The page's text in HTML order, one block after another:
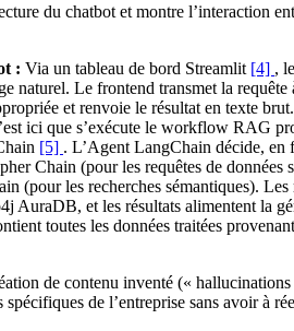
du chatbot et montre l’interaction
: Via un tableau de bord Streamlit [4] ,
naturel. Le frontend transmet la
et renvoie le résultat en texte brut.
ici que s’exécute le workflow RAG
[5] . L’Agent LangChain décide, en
Chain (pour les requêtes de données
(pour les recherches sémantiques). Les
AuraDB, et les résultats alimentent la
toutes les données traitées
de contenu inventé («
spécifiques de l’entreprise sans avoir à